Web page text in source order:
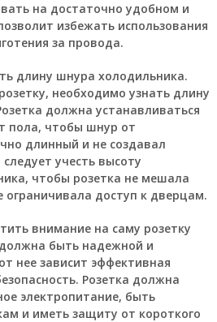
на достаточно удобном и
избежать использования
за провода.
длину шнура холодильника.
необходимо узнать длину
должна устанавливаться
пола, чтобы шнур от
длинный и не создавал
учесть высоту
чтобы розетка не мешала
ограничивала доступ к дверцам.
внимание на саму розетку
быть надежной и
нее зависит эффективная
Розетка должна
электропитание, быть
и иметь защиту от короткого